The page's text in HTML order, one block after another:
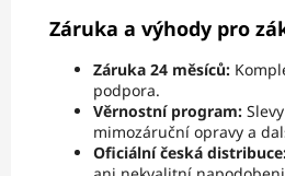
Záruka a výhody pro
Záruka 24 měsíců:
podpora.
Věrnostní program:
mimozáruční opravy a
Oficiální česká